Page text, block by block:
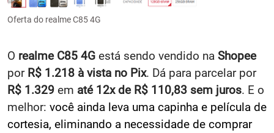
Oferta do realme C85 4G
O realme C85 4G está sendo vendido na Shopee
porR$ 1.218 à vista no Pix. Dá para parcelar por
R$ 1.329 em até 12x de R$ 110,83 sem juros. E o
melhor: você ainda leva uma capinha e película de
cortesia, eliminando a necessidade de comprar